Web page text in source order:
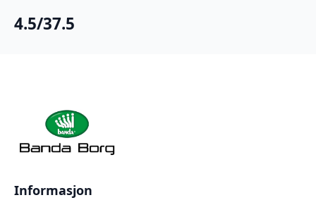
4.5/37.5
Informasjon